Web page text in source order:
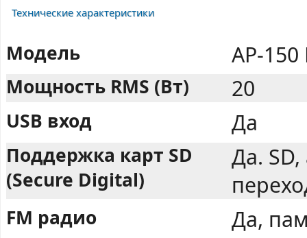
Технические характеристики
Модель AP-
Мощность RMS (Вт) 20
USB вход Да
Поддержка карт SD
(Secure Digital)
Да.
FM радио Да,